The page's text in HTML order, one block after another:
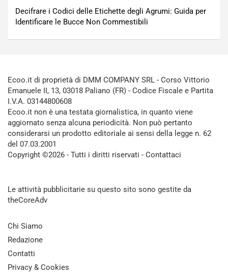
Decifrare i Codici delle Etichette degli Agrumi: Guida per
Identificare le Bucce Non Commestibili
Ecoo.it di proprietà di DMM COMPANY SRL - Corso Vittorio
Emanuele II, 13, 03018 Paliano (FR) - Codice Fiscale e Partita
I.V.A. 03144800608
Ecoo.it non è una testata giornalistica, in quanto viene
aggiornato senza alcuna periodicità. Non può pertanto
considerarsi un prodotto editoriale ai sensi della legge n. 62
del 07.03.2001
Copyright ©2026 - Tutti i diritti riservati - Contattaci
Le attività pubblicitarie su questo sito sono gestite da
theCoreAdv
Chi Siamo
Redazione
Contatti
Privacy & Cookies